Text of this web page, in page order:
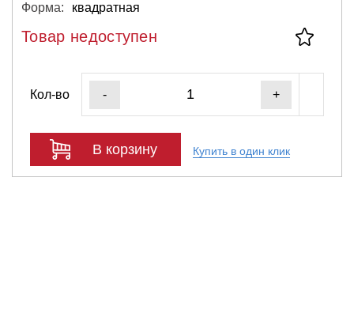
Форма:
квадратная
Товар недоступен
Кол-во - +
В корзину Купить в один клик